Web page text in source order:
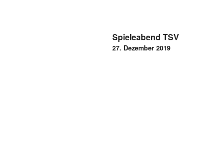
Spieleabend TSV
27. Dezember 2019